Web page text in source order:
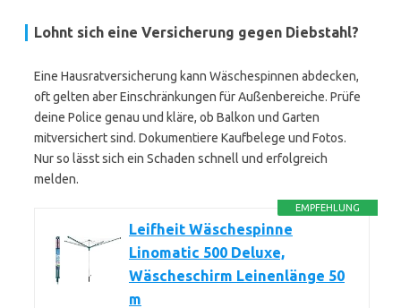
Lohnt sich eine Versicherung gegen Diebstahl?
Eine Hausratversicherung kann Wäschespinnen abdecken,
oft gelten aber Einschränkungen für Außenbereiche. Prüfe
deine Police genau und kläre, ob Balkon und Garten
mitversichert sind. Dokumentiere Kaufbelege und Fotos.
Nur so lässt sich ein Schaden schnell und erfolgreich
melden.
EMPFEHLUNG
Leifheit Wäschespinne
Linomatic 500 Deluxe,
Wäscheschirm Leinenlänge 50
m